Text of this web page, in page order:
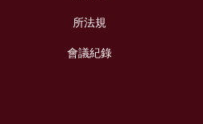
所法規
會議紀錄